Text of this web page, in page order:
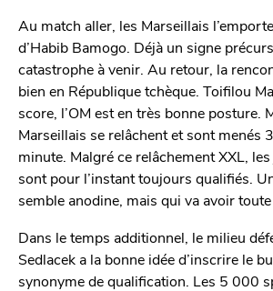
Au match aller, les Marseillais
d’Habib Bamogo. Déjà un signe
catastrophe à venir. Au retour, la
bien en République tchèque. Toifilou
score, l’OM est en très bonne posture.
Marseillais se relâchent et sont menés
minute. Malgré ce relâchement XXL, les
sont pour l’instant toujours qualifiés.
semble anodine, mais qui va avoir
Dans le temps additionnel, le milieu
Sedlacek a la bonne idée d’inscrire le
synonyme de qualification. Les 5 000